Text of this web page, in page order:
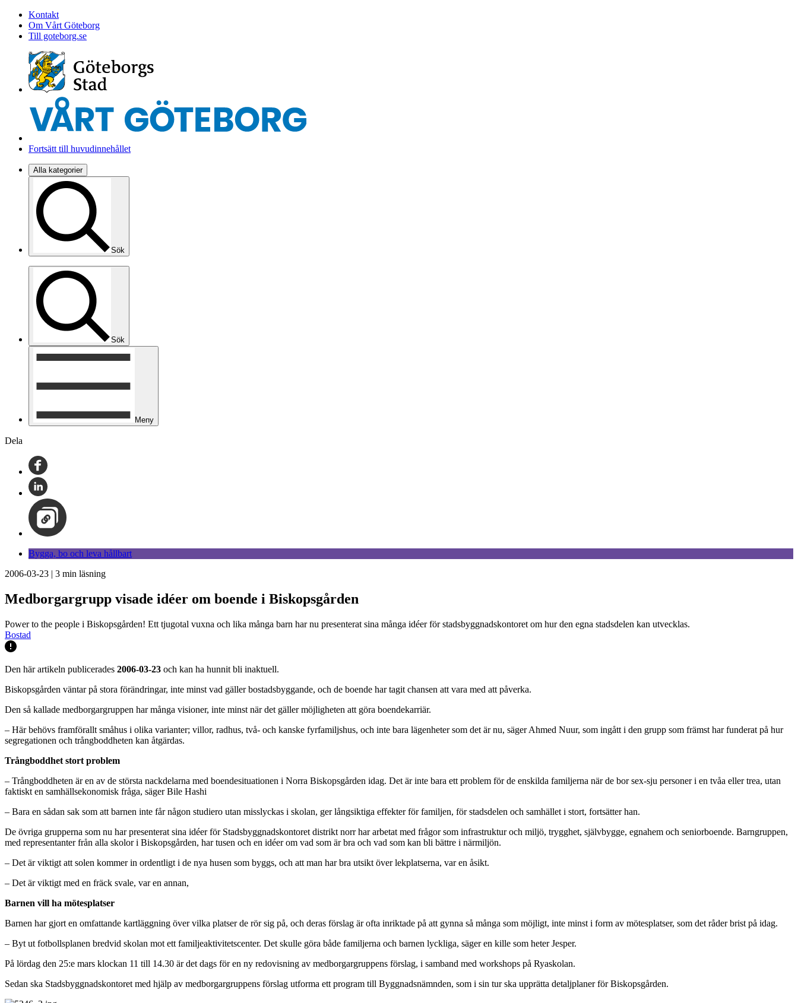
Kontakt
Om Vårt Göteborg
Till goteborg.se
Fortsätt till huvudinnehållet
Alla kategorier
Sök
Sök
Meny
Dela
Bygga, bo och leva hållbart
2006-03-23 | 3 min läsning
Medborgargrupp visade idéer om boende i Biskopsgården
Power to the people i Biskopsgården! Ett tjugotal vuxna och lika många barn har nu presenterat sina många idéer för stadsbyggnadskontoret om hur den egna stadsdelen kan utvecklas.
Bostad
Den här artikeln publicerades 2006-03-23 och kan ha hunnit bli inaktuell.
Biskopsgården väntar på stora förändringar, inte minst vad gäller bostadsbyggande, och de boende har tagit chansen att vara med att påverka.
Den så kallade medborgargruppen har många visioner, inte minst när det gäller möjligheten att göra boendekarriär.
– Här behövs framförallt småhus i olika varianter; villor, radhus, två- och kanske fyrfamiljshus, och inte bara lägenheter som det är nu, säger Ahmed Nuur, som ingått i den grupp som främst har funderat på hur
segregationen och trångboddheten kan åtgärdas.
Trångboddhet stort problem
– Trångboddheten är en av de största nackdelarna med boendesituationen i Norra Biskopsgården idag. Det är inte bara ett problem för de enskilda familjerna när de bor sex-sju personer i en tvåa eller trea, utan
faktiskt en samhällsekonomisk fråga, säger Bile Hashi
– Bara en sådan sak som att barnen inte får någon studiero utan misslyckas i skolan, ger långsiktiga effekter för familjen, för stadsdelen och samhället i stort, fortsätter han.
De övriga grupperna som nu har presenterat sina idéer för Stadsbyggnadskontoret distrikt norr har arbetat med frågor som infrastruktur och miljö, trygghet, självbygge, egnahem och seniorboende. Barngruppen,
med representanter från alla skolor i Biskopsgården, har tusen och en idéer om vad som är bra och vad som kan bli bättre i närmiljön.
– Det är viktigt att solen kommer in ordentligt i de nya husen som byggs, och att man har bra utsikt över lekplatserna, var en åsikt.
– Det är viktigt med en fräck svale, var en annan,
Barnen vill ha mötesplatser
Barnen har gjort en omfattande kartläggning över vilka platser de rör sig på, och deras förslag är ofta inriktade på att gynna så många som möjligt, inte minst i form av mötesplatser, som det råder brist på idag.
– Byt ut fotbollsplanen bredvid skolan mot ett familjeaktivitetscenter. Det skulle göra både familjerna och barnen lyckliga, säger en kille som heter Jesper.
På lördag den 25:e mars klockan 11 till 14.30 är det dags för en ny redovisning av medborgargruppens förslag, i samband med workshops på Ryaskolan.
Sedan ska Stadsbyggnadskontoret med hjälp av medborgargruppens förslag utforma ett program till Byggnadsnämnden, som i sin tur ska upprätta detaljplaner för Biskopsgården.